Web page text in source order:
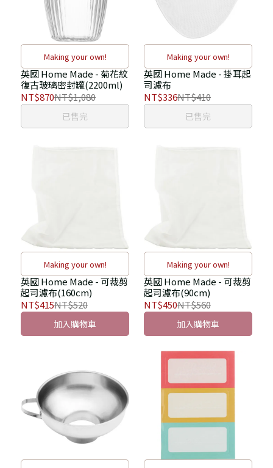
Making your own!
英國 Home Made - 菊花紋
復古玻璃密封罐(2200ml)
NT$870NT$1,080
已售完
Making your own!
英國 Home Made - 掛耳起
司濾布
NT$336NT$410
已售完
Making your own!
英國 Home Made - 可裁剪
起司濾布(160cm)
NT$415NT$520
加入購物車
Making your own!
英國 Home Made - 可裁剪
起司濾布(90cm)
NT$450NT$560
加入購物車